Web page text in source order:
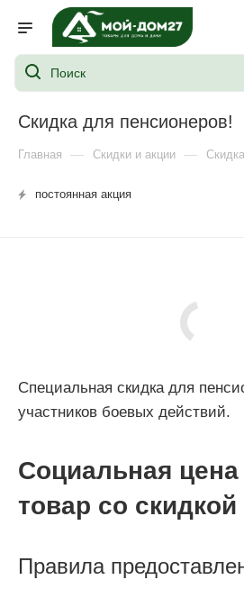
Скидка для пенсионеров!
Главная — Скидки и акции —
постоянная акция
Специальная скидка для
участников боевых действий.
Социальная цена
товар со скидкой
Правила